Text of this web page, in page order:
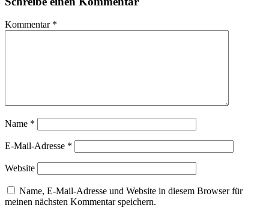
Kommentar *
Name *
E-Mail-Adresse *
Website
Name, E-Mail-Adresse und Website in diesem Browser für
meinen nächsten Kommentar speichern.